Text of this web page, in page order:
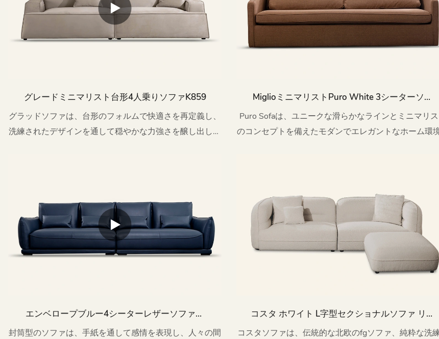
グレードミニマリスト台形4人乗りソファk859
グラッドソファは、台形のフォルムで快適さを再定義し、
洗練されたデザインを通して穏やかな力強さを醸し出しま
MiglioミニマリストPuro White 3シーターソフ
ァウォッシャブルm170
Puro Sofaは、ユニークな滑らかなラインとミニマリス
のコンセプトを備えたモダンでエレガントなホーム環
エンベロープブルー4シーターレザーソファリ
ビングルームm044
封筒型のソファは、手紙を通して感情を表現し、人々の間
コスタ ホワイト L字型セクショナルソファ リビ
ングルーム M079
コスタソファは、伝統的な北欧のfgソファ、純粋な洗